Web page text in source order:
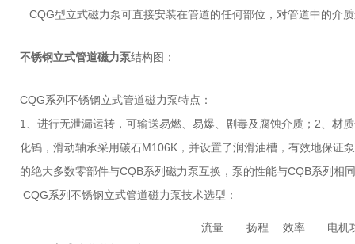
CQG型立式磁力泵可直接安装在管道的任何部位，对管道中的介
不锈钢立式管道磁力泵结构图：
CQG系列不锈钢立式管道磁力泵特点：
1、进行无泄漏运转，可输送易燃、易爆、剧毒及腐蚀介质； 2、材
化钨，滑动轴承采用碳石M106K，并设置了润滑油槽，有效地保证
的绝大多数零部件与CQB系列磁力泵互换，泵的性能与CQB系列
CQG系列不锈钢立式管道磁力泵技术选型：
流量 扬程 效率 电机